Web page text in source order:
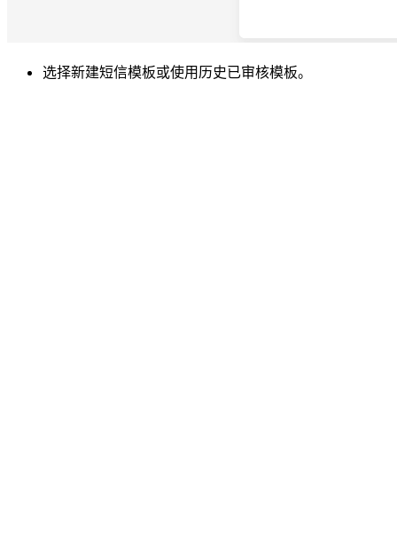
选择新建短信模板或使用历史已审核模板。